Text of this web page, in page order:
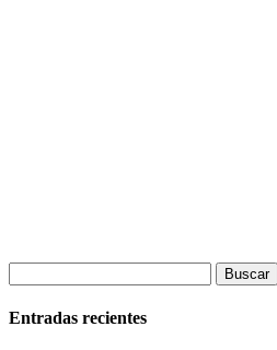
Entradas recientes